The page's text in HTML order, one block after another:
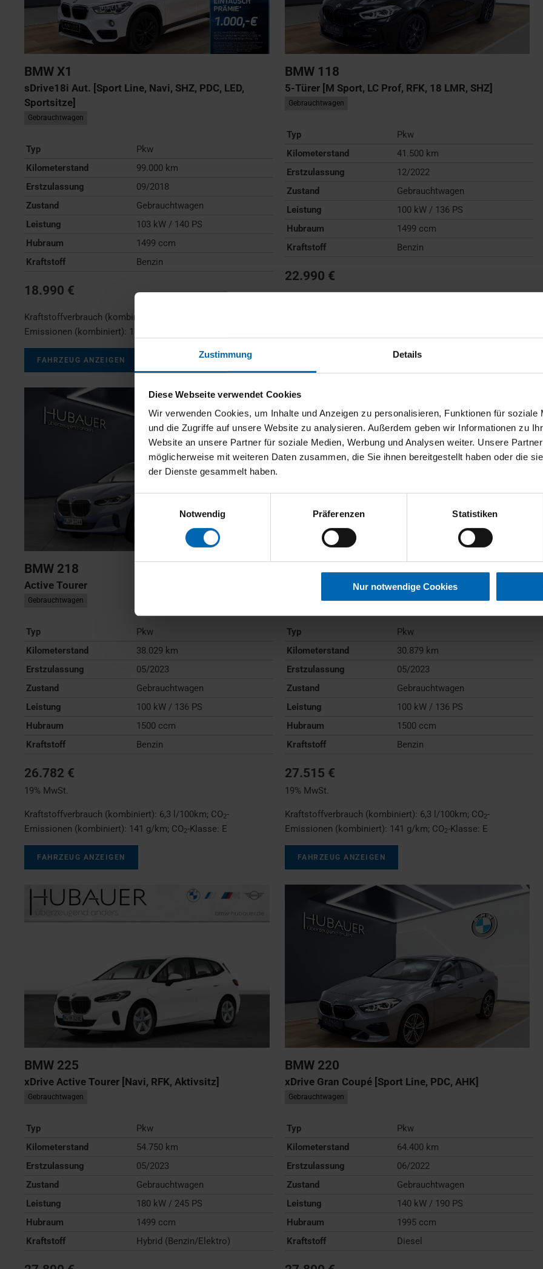
Zustimmung Details
Diese Webseite verwendet Cookies
Wir verwenden Cookies, um Inhalte und Anzeigen zu personalisieren, Funktionen für soziale
und die Zugriffe auf unsere Website zu analysieren. Außerdem geben wir Informationen zu
Website an unsere Partner für soziale Medien, Werbung und Analysen weiter. Unsere
möglicherweise mit weiteren Daten zusammen, die Sie ihnen bereitgestellt haben oder die
der Dienste gesammelt haben.
Notwendig
Präferenzen Statistiken
Nur notwendige Cookies
BMW X1
sDrive18i Aut. [Sport Line, Navi, SHZ, PDC, LED,
Sportsitze]
Gebrauchtwagen
Typ
Pkw
Kilometerstand
99.000 km
Erstzulassung
09/2018
Zustand
Gebrauchtwagen
Leistung
103 kW / 140 PS
Hubraum
1499 ccm
Kraftstoff
Benzin
18.990 €
Kraftstoffverbrauch (kombiniert):
Emissionen (kombiniert): 159 g/km
FAHRZEUG ANZEIGEN
BMW 118
5-Türer [M Sport, LC Prof, RFK, 18 LMR, SHZ]
Gebrauchtwagen
Typ
Pkw
Kilometerstand
41.500 km
Erstzulassung
12/2022
Zustand
Gebrauchtwagen
Leistung
100 kW / 136 PS
Hubraum
1499 ccm
Kraftstoff
Benzin
22.990 €
BMW 218
Active Tourer
Gebrauchtwagen
Typ
Pkw
Kilometerstand
38.029 km
Erstzulassung
05/2023
Zustand
Gebrauchtwagen
Leistung
100 kW / 136 PS
Hubraum
1500 ccm
Kraftstoff
Benzin
26.782 €
19% MwSt.
Kraftstoffverbrauch (kombiniert): 6,3 l/100km; CO2-
Emissionen (kombiniert): 141 g/km; CO2-Klasse: E
FAHRZEUG ANZEIGEN
218
Gebrauchtwagen
Typ
Pkw
Kilometerstand
30.879 km
Erstzulassung
05/2023
Zustand
Gebrauchtwagen
Leistung
100 kW / 136 PS
Hubraum
1500 ccm
Kraftstoff
Benzin
27.515 €
19% MwSt.
Kraftstoffverbrauch (kombiniert): 6,3 l/100km; CO2-
Emissionen (kombiniert): 141 g/km; CO2-Klasse: E
FAHRZEUG ANZEIGEN
BMW 225
xDrive Active Tourer [Navi, RFK, Aktivsitz]
Gebrauchtwagen
Typ
Pkw
Kilometerstand
54.750 km
Erstzulassung
05/2023
Zustand
Gebrauchtwagen
Leistung
180 kW / 245 PS
Hubraum
1499 ccm
Kraftstoff
Hybrid (Benzin/Elektro)
BMW 220
xDrive Gran Coupé [Sport Line, PDC, AHK]
Gebrauchtwagen
Typ
Pkw
Kilometerstand
64.400 km
Erstzulassung
06/2022
Zustand
Gebrauchtwagen
Leistung
140 kW / 190 PS
Hubraum
1995 ccm
Kraftstoff
Diesel